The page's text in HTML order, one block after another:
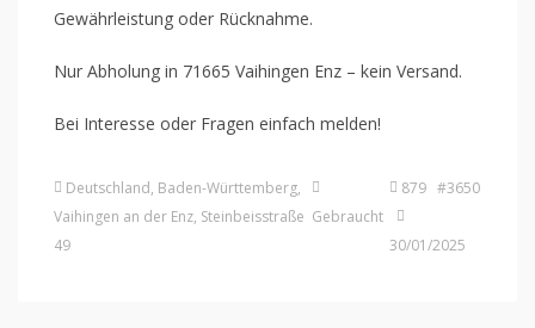
Gewährleistung oder Rücknahme.
Nur Abholung in 71665 Vaihingen Enz – kein Versand.
Bei Interesse oder Fragen einfach melden!
Deutschland, Baden-Württemberg,
Vaihingen an der Enz, Steinbeisstraße
49
Gebraucht
879 #3650
30/01/2025